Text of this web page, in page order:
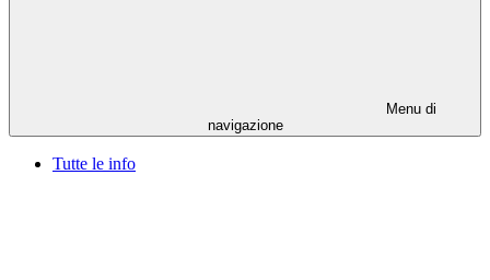
Menu di
navigazione
Tutte le info